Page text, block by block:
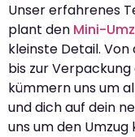
Unser erfahrenes
plant den Mini-
kleinste Detail.
bis zur
kümmern uns um
und dich auf dein
uns um den Umzug